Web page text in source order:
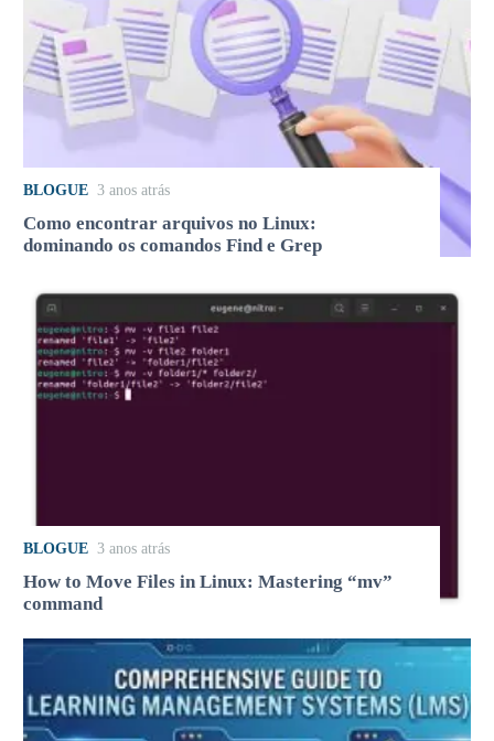
BLOGUE 3 anos atrás
Como encontrar arquivos no Linux:
dominando os comandos Find e Grep
BLOGUE 3 anos atrás
How to Move Files in Linux: Mastering “mv”
command